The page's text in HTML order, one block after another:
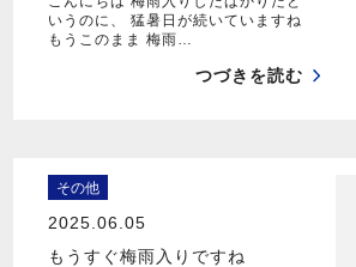
いうのに、 猛暑日が続いていますね
もうこのまま 梅雨…
つづきを読む
その他
2025.06.05
もうすぐ梅雨入りですね